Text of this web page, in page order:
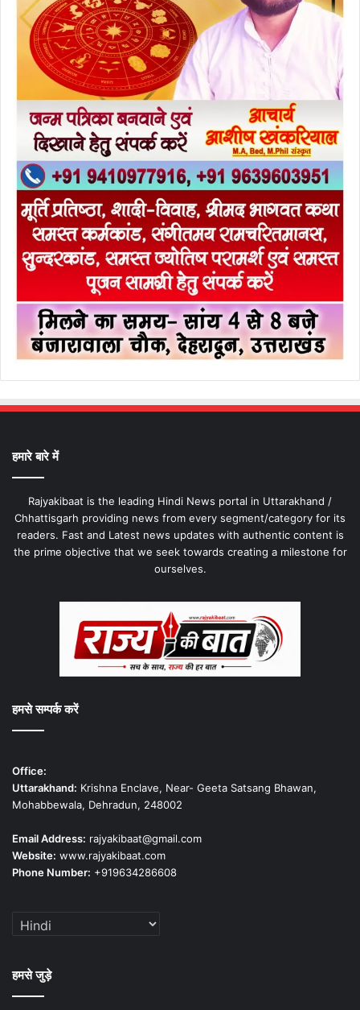
हमारे बारे में
Rajyakibaat is the leading Hindi News portal in Uttarakhand /
Chhattisgarh providing news from every segment/category for its
readers. Fast and Latest news updates with authentic content is
the prime objective that we seek towards creating a milestone for
ourselves.
हमसे सम्पर्क करें
Office:
Uttarakhand: Krishna Enclave, Near- Geeta Satsang Bhawan,
Mohabbewala, Dehradun, 248002
Email Address: rajyakibaat@gmail.com
Website: www.rajyakibaat.com
Phone Number: +919634286608
हमसे जुड़े